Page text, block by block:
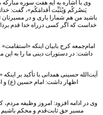
وی با اشاره به آیه هفت سوره مبارکه
یَنصُرکُم وَیُثَبِّت أَقدامَکُم»، گفت:
باشید من هم شمارا یاری و در
خداست که اگر کسی درراه خدا قدم
امام‌جمعه کرج بابیان اینکه
داشت: در دستورات دینی ما را به
آیت‌الله حسینی همدانی با تأکید بر
اظهار داشت: امام حسین (ع) و
وی در ادامه افزود: امروز وظیفه مردم،
مسیر حق ثابت‌قدم و محکم باشیم